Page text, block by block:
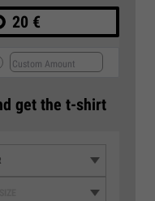
20 €
get the t-shirt